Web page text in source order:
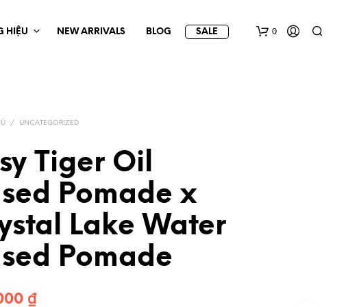
HIỆU NEW ARRIVALS BLOG SALE 0
/ UNCATEGORIZED
Tiger Oil
Pomade x
Lake Water
Pomade
₫